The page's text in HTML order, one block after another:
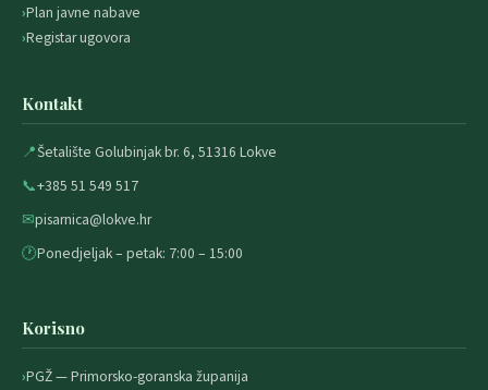
Plan javne nabave
Registar ugovora
Kontakt
📍Šetalište Golubinjak br. 6, 51316 Lokve
📞+385 51 549 517
✉pisarnica@lokve.hr
🕐Ponedjeljak – petak: 7:00 – 15:00
Korisno
PGŽ — Primorsko-goranska županija